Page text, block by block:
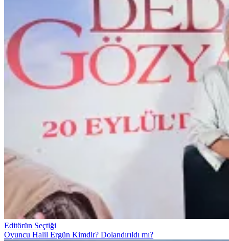
Editörün Seçtiği
Oyuncu Halil Ergün Kimdir? Dolandırıldı mı?